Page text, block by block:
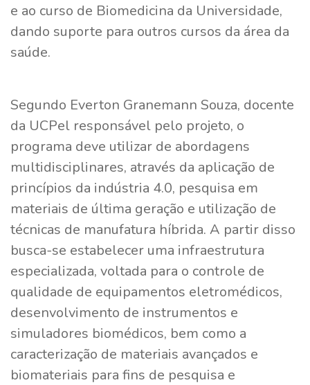
e ao curso de Biomedicina da Universidade,
dando suporte para outros cursos da área da
saúde.
Segundo Everton Granemann Souza, docente
da UCPel responsável pelo projeto, o
programa deve utilizar de abordagens
multidisciplinares, através da aplicação de
princípios da indústria 4.0, pesquisa em
materiais de última geração e utilização de
técnicas de manufatura híbrida. A partir disso
busca-se estabelecer uma infraestrutura
especializada, voltada para o controle de
qualidade de equipamentos eletromédicos,
desenvolvimento de instrumentos e
simuladores biomédicos, bem como a
caracterização de materiais avançados e
biomateriais para fins de pesquisa e